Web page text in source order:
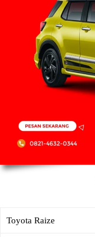
Toyota Raize